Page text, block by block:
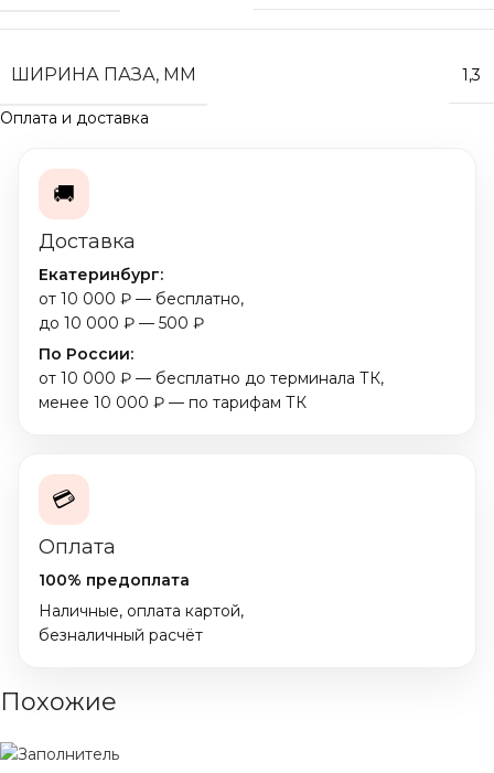
ШИРИНА ПАЗА, ММ 1,3
Оплата и доставка
🚚
Доставка
Екатеринбург:
от 10 000 ₽ — бесплатно,
до 10 000 ₽ — 500 ₽
По России:
от 10 000 ₽ — бесплатно до терминала ТК,
менее 10 000 ₽ — по тарифам ТК
💳
Оплата
100% предоплата
Наличные, оплата картой,
безналичный расчёт
Похожие